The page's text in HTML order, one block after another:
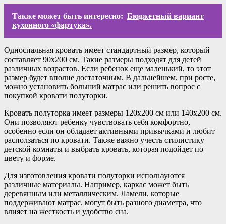
Также может быть интересно: Бюджетный вариант
кухонного «фартука».
Односпальная кровать имеет стандартный размер, который
составляет 90х200 см. Такие размеры подходят для детей
различных возрастов. Если ребенок еще маленький, то этот
размер будет вполне достаточным. В дальнейшем, при росте,
можно установить больший матрас или решить вопрос с
покупкой кровати полуторки.
Кровать полуторка имеет размеры 120х200 см или 140х200 см.
Они позволяют ребенку чувствовать себя комфортно,
особенно если он обладает активными привычками и любит
расползаться по кровати. Также важно учесть стилистику
детской комнаты и выбрать кровать, которая подойдет по
цвету и форме.
Для изготовления кровати полуторки используются
различные материалы. Например, каркас может быть
деревянным или металлическим. Ламели, которые
поддерживают матрас, могут быть разного диаметра, что
влияет на жесткость и удобство сна.